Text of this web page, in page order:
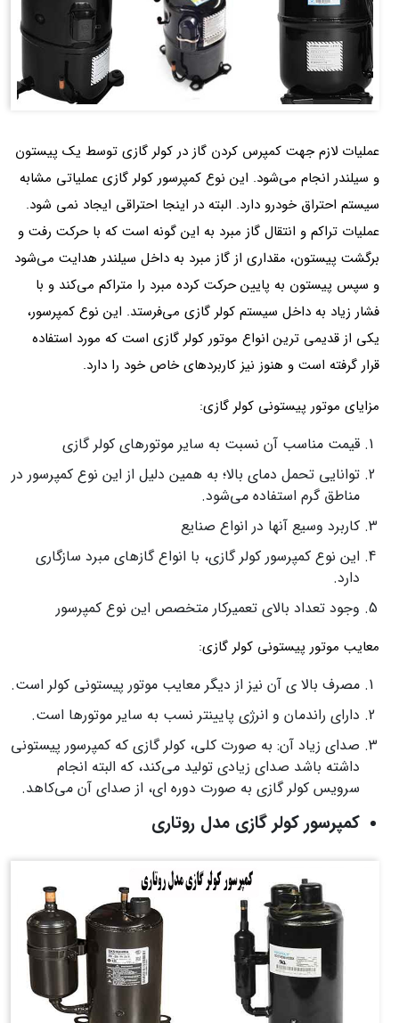
عملیات لازم جهت کمپرس کردن گاز در کولر گازی توسط یک پیستون
و سیلندر انجام می‌شود. این نوع کمپرسور کولر گازی عملیاتی مشابه
سیستم احتراق خودرو دارد. البته در اینجا احتراقی ایجاد نمی شود.
عملیات تراکم و انتقال گاز مبرد به این گونه است که با حرکت رفت و
برگشت پیستون، مقداری از گاز مبرد به داخل سیلندر هدایت می‌شود
و سپس پیستون به پایین حرکت کرده مبرد را متراکم می‌کند و با
فشار زیاد به داخل سیستم کولر گازی می‌فرستد. این نوع کمپرسور،
یکی از قدیمی ترین انواع موتور کولر گازی است که مورد استفاده
قرار گرفته است و هنوز نیز کاربردهای خاص خود را دارد.
مزایای موتور پیستونی کولر گازی:
قیمت مناسب آن نسبت به سایر موتورهای کولر گازی
توانایی تحمل دمای بالا؛ به همین دلیل از این نوع کمپرسور در
مناطق گرم استفاده می‌شود.
کاربرد وسیع آنها در انواع صنایع
این نوع کمپرسور کولر گازی، با انواع گازهای مبرد سازگاری
دارد.
وجود تعداد بالای تعمیرکار متخصص این نوع کمپرسور
معایب موتور پیستونی کولر گازی:
مصرف بالا ی آن نیز از دیگر معایب موتور پیستونی کولر است.
دارای راندمان و انرژی پایینتر نسب به سایر موتورها است.
صدای زیاد آن: به صورت کلی، کولر گازی که کمپرسور پیستونی
داشته باشد صدای زیادی تولید می‌کند، که البته انجام
سرویس کولر گازی به صورت دوره ای، از صدای آن می‌کاهد.
کمپرسور کولر گازی مدل روتاری